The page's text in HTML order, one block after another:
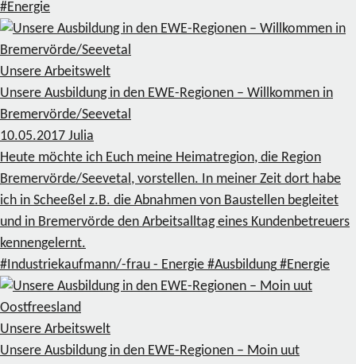
#Energie
Unsere Arbeitswelt
Unsere Ausbildung in den EWE-Regionen – Willkommen in
Bremervörde/Seevetal
10.05.2017 Julia
Heute möchte ich Euch meine Heimatregion, die Region
Bremervörde/Seevetal, vorstellen. In meiner Zeit dort habe
ich in Scheeßel z.B. die Abnahmen von Baustellen begleitet
und in Bremervörde den Arbeitsalltag eines Kundenbetreuers
kennengelernt.
#Industriekaufmann/-frau - Energie #Ausbildung #Energie
Unsere Arbeitswelt
Unsere Ausbildung in den EWE-Regionen – Moin uut